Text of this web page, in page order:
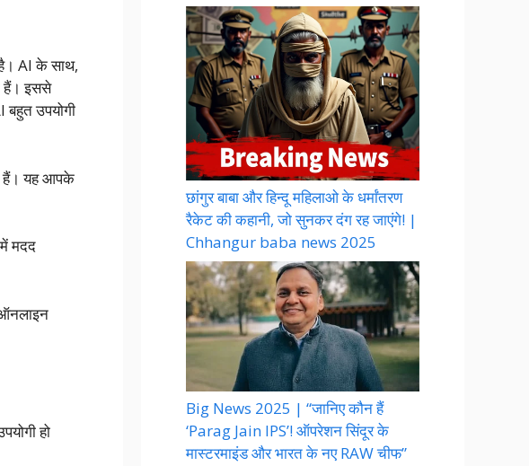
AI के साथ,
हैं। इससे
उपयोगी
हैं। यह आपके
मदद
हो
छांगुर बाबा और हिन्दू महिलाओ के धर्मांतरण
रैकेट की कहानी, जो सुनकर दंग रह जाएंगे! |
Chhangur baba news 2025
Big News 2025 | “जानिए कौन हैं
‘Parag Jain IPS’! ऑपरेशन सिंदूर के
मास्टरमाइंड और भारत के नए RAW चीफ”